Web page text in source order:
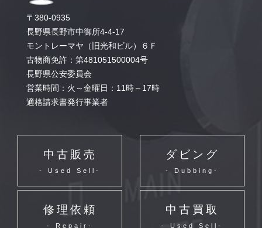
〒380-0935
長野県長野市中御所4-4-17
モントレーマヤ（旧光和ビル）６Ｆ
古物商免許：第481051500004号
長野県公安委員会
営業時間：火～金曜日：11時～17時
適格請求書発行事業者
中古販売
- Used Sell-
ダビング
- Dubbing-
修理依頼
- Repair-
中古買取
- Used Sell-